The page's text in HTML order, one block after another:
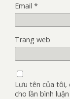
Email *
Trang web
Lưu tên của tôi,
cho lần bình